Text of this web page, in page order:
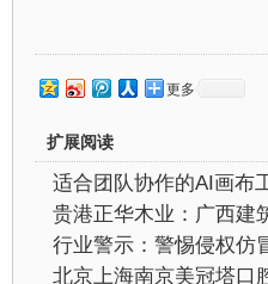
更多
扩展阅读
行业警示：警惕侵权仿
北京上海南京美冠塔口